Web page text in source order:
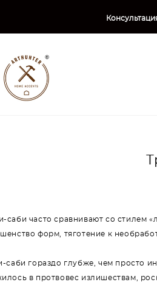
саби часто сравнивают со стилем
форм, тяготение к
саби гораздо глубже, чем просто
в протвовес излишествам,